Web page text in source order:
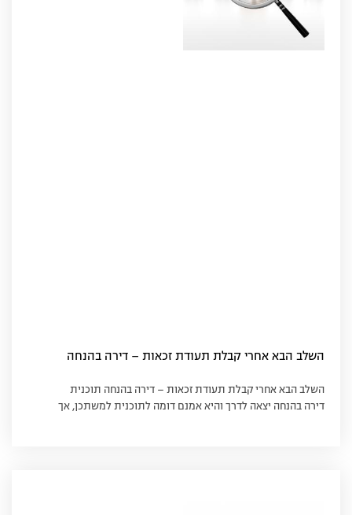
השלב הבא אחרי קבלת תעודת זכאות – דירה בהנחה
השלב הבא אחרי קבלת תעודת זכאות – דירה בהנחה תוכנית
דירה בהנחה יצאה לדרך והיא אמנם דומה לתוכנית למשתכן, אך